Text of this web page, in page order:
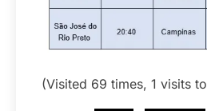
(Visited 69 times, 1 visits